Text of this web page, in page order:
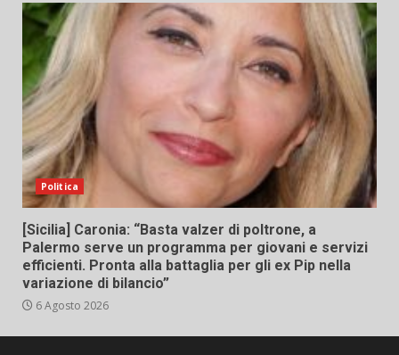
Politica
[Sicilia] Caronia: “Basta valzer di poltrone, a
Palermo serve un programma per giovani e servizi
efficienti. Pronta alla battaglia per gli ex Pip nella
variazione di bilancio”
6 Agosto 2026